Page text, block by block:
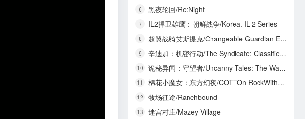
6 黑夜轮回/Re:Night
7 IL2捍卫雄鹰：朝鲜战争/Korea. IL-2 Series
8 超翼战骑艾斯提克/Changeable Guardian ESTIQUE
9 辛迪加：机密行动/The Syndicate: Classified Operations
10 诡秘异闻：守望者/Uncanny Tales: The Watcher
11 棉花小魔女：东方幻夜/COTTOn RockWithYou -ORIENTAL NIGHT DREAMS-
12 牧场征途/Ranchbound
13 迷宫村庄/Mazey Village